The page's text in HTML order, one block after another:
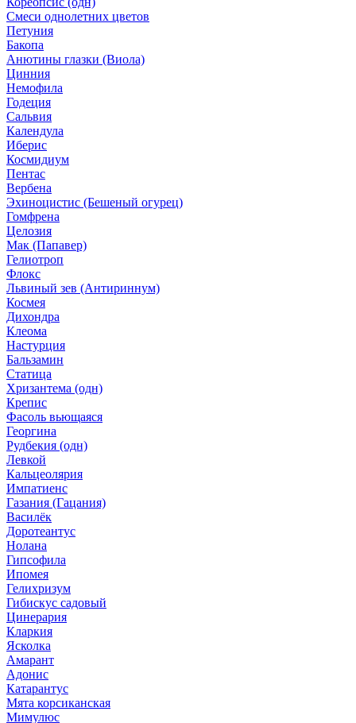
Смеси однолетних цветов
Петуния
Бакопа
Анютины глазки (Виола)
Цинния
Немофила
Годеция
Сальвия
Календула
Иберис
Космидиум
Пентас
Вербена
Эхиноцистис (Бешеный огурец)
Гомфрена
Целозия
Мак (Папавер)
Гелиотроп
Флокс
Львиный зев (Антириннум)
Космея
Дихондра
Клеома
Настурция
Бальзамин
Статица
Хризантема (одн)
Крепис
Фасоль вьющаяся
Георгина
Рудбекия (одн)
Левкой
Кальцеолярия
Импатиенс
Газания (Гацания)
Василёк
Доротеантус
Нолана
Гипсофила
Ипомея
Гелихризум
Гибискус садовый
Цинерария
Кларкия
Ясколка
Амарант
Адонис
Катарантус
Мята корсиканская
Мимулюс